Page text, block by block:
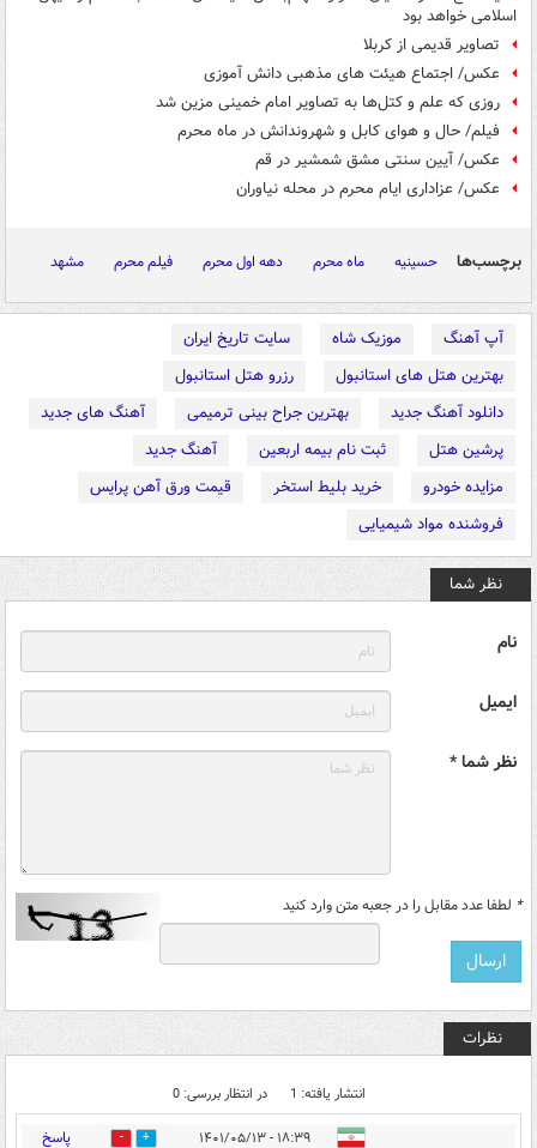
اسلامی خواهد بود
تصاویر قدیمی از کربلا
عکس/ اجتماع هیئت های مذهبی دانش آموزی
روزی که علم و کتل‌ها به تصاویر امام خمینی مزین شد
فیلم/ حال و هوای کابل و شهروندانش در ماه محرم
عکس/ آیین سنتی مشق شمشیر در قم
عکس/ عزاداری ایام محرم در محله نیاوران
برچسب‌ها حسینیه ماه محرم دهه اول محرم فیلم محرم مشهد
آپ آهنگ موزیک شاه
سایت تاریخ ایران
بهترین هتل های استانبول
رزرو هتل استانبول
دانلود آهنگ جدید
بهترین جراح بینی ترمیمی
آهنگ های جدید
پرشین هتل
ثبت نام بیمه اربعین
آهنگ جدید
مزایده خودرو
خرید بلیط استخر
قیمت ورق آهن پرایس
فروشنده مواد شیمیایی
نظر شما
نام
ایمیل
نظر شما *
* لطفا عدد مقابل را در جعبه متن وارد کنید
نظرات
انتشار یافته: 1 در انتظار بررسی: 0
۱۸:۳۹ - ۱۴۰۱/۰۵/۱۳ 0 پاسخ